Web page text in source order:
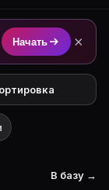
Начать ×
В базу →